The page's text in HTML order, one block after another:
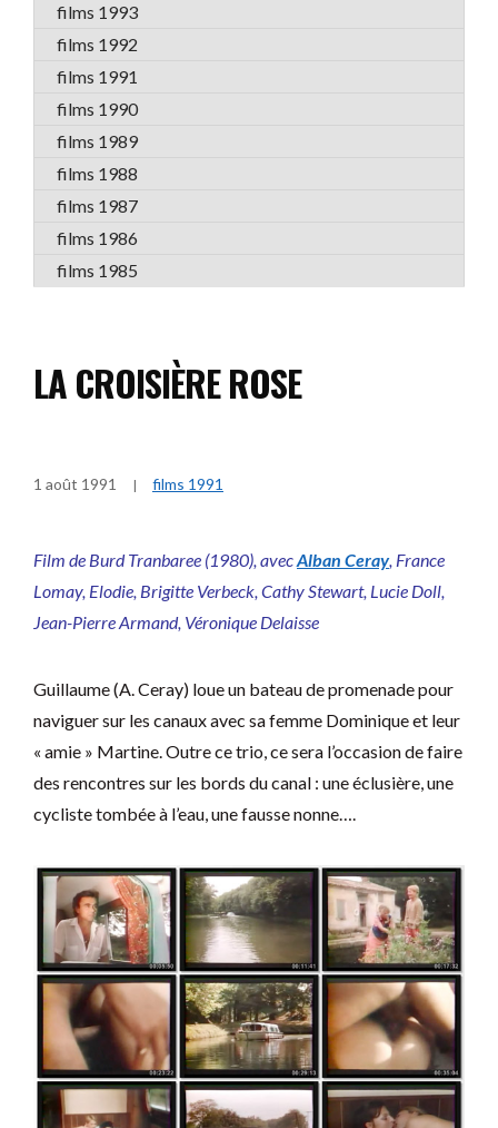
films 1993
films 1992
films 1991
films 1990
films 1989
films 1988
films 1987
films 1986
films 1985
LA CROISIÈRE ROSE
1 août 1991 films 1991
Film de Burd Tranbaree (1980), avecAlban Ceray, France
Lomay, Elodie, Brigitte Verbeck, Cathy Stewart, Lucie Doll,
Jean-Pierre Armand, Véronique Delaisse
Guillaume (A. Ceray) loue un bateau de promenade pour
naviguer sur les canaux avec sa femme Dominique et leur
« amie » Martine. Outre ce trio, ce sera l’occasion de faire
des rencontres sur les bords du canal : une éclusière, une
cycliste tombée à l’eau, une fausse nonne….